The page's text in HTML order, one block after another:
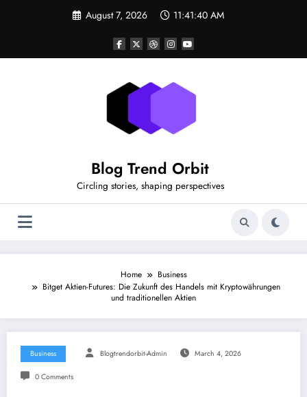
August 7, 2026 11:41:40 AM
Blog Trend Orbit
Circling stories, shaping perspectives
Home
Business
Bitget Aktien-Futures: Die Zukunft des Handels mit Kryptowährungen
und traditionellen Aktien
Business Blogtrendorbit-Admin March 4, 2026
0 Comments